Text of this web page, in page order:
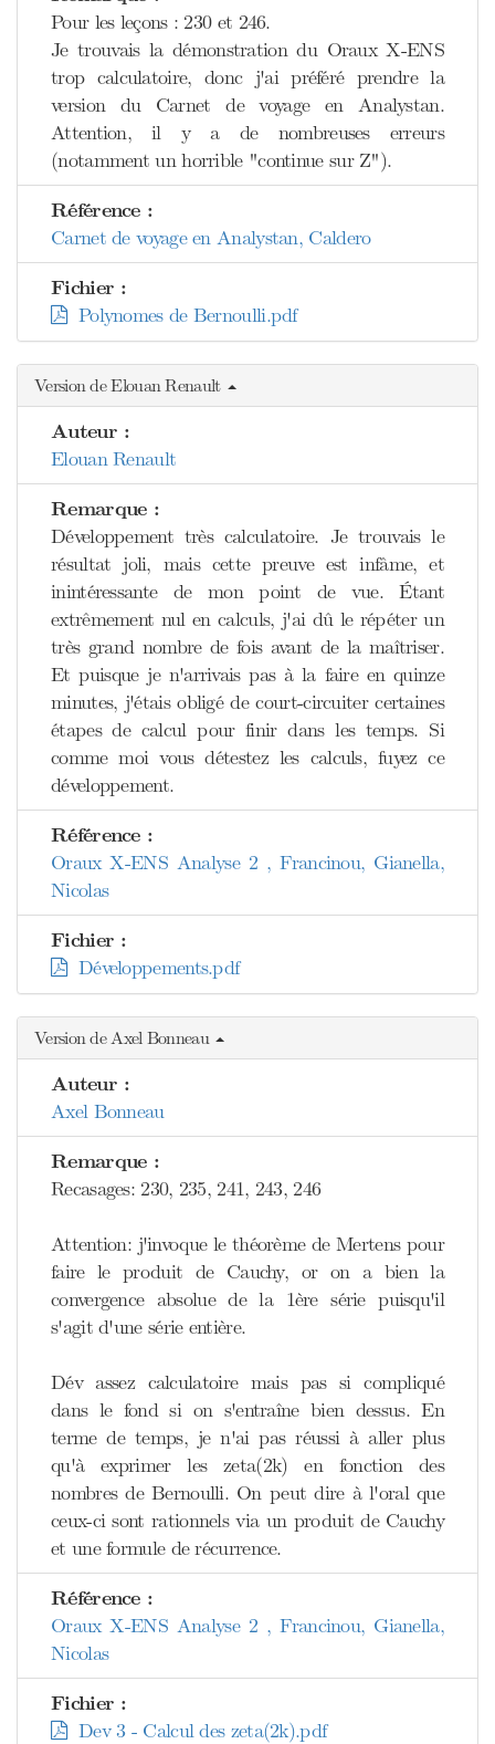
Pour les leçons : 230 et 246.
Je trouvais la démonstration du Oraux X-ENS
trop calculatoire, donc j'ai préféré prendre la
version du Carnet de voyage en Analystan.
Attention, il y a de nombreuses erreurs
(notamment un horrible "continue sur Z").
Référence :
Carnet de voyage en Analystan, Caldero
Fichier :
Polynomes de Bernoulli.pdf
Version de Elouan Renault
Auteur :
Elouan Renault
Remarque :
Développement très calculatoire. Je trouvais le
résultat joli, mais cette preuve est infâme, et
inintéressante de mon point de vue. Étant
extrêmement nul en calculs, j'ai dû le répéter un
très grand nombre de fois avant de la maîtriser.
Et puisque je n'arrivais pas à la faire en quinze
minutes, j'étais obligé de court-circuiter certaines
étapes de calcul pour finir dans les temps. Si
comme moi vous détestez les calculs, fuyez ce
développement.
Référence :
Oraux X-ENS Analyse 2 , Francinou, Gianella,
Nicolas
Fichier :
Développements.pdf
Version de Axel Bonneau
Auteur :
Axel Bonneau
Remarque :
Recasages: 230, 235, 241, 243, 246
Attention: j'invoque le théorème de Mertens pour
faire le produit de Cauchy, or on a bien la
convergence absolue de la 1ère série puisqu'il
s'agit d'une série entière.
Dév assez calculatoire mais pas si compliqué
dans le fond si on s'entraîne bien dessus. En
terme de temps, je n'ai pas réussi à aller plus
qu'à exprimer les zeta(2k) en fonction des
nombres de Bernoulli. On peut dire à l'oral que
ceux-ci sont rationnels via un produit de Cauchy
et une formule de récurrence.
Référence :
Oraux X-ENS Analyse 2 , Francinou, Gianella,
Nicolas
Fichier :
Dev 3 - Calcul des zeta(2k).pdf